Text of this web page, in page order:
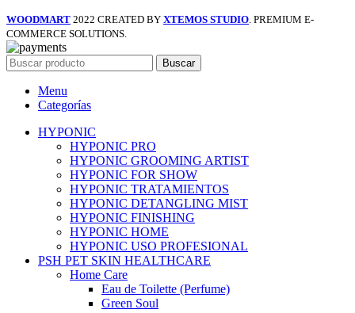
WOODMART 2022 CREATED BY XTEMOS STUDIO. PREMIUM E-
COMMERCE SOLUTIONS.
Buscar
Menu
Categorías
HYPONIC
HYPONIC PRO
HYPONIC GROOMING ARTIST
HYPONIC FOR SHOW
HYPONIC TRATAMIENTOS
HYPONIC DETANGLING MIST
HYPONIC FINISHING
HYPONIC HOME
HYPONIC USO PROFESIONAL
PSH PET SKIN HEALTHCARE
Home Care
Eau de Toilette (Perfume)
Green Soul